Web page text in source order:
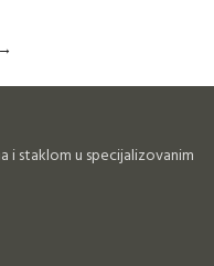
→
i staklom u specijalizovanim